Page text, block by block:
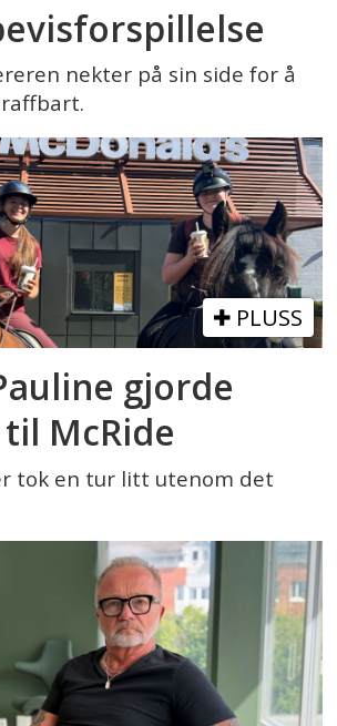
nekter på sin side for å
PLUSS
gjorde
McRide
tok en tur litt utenom det